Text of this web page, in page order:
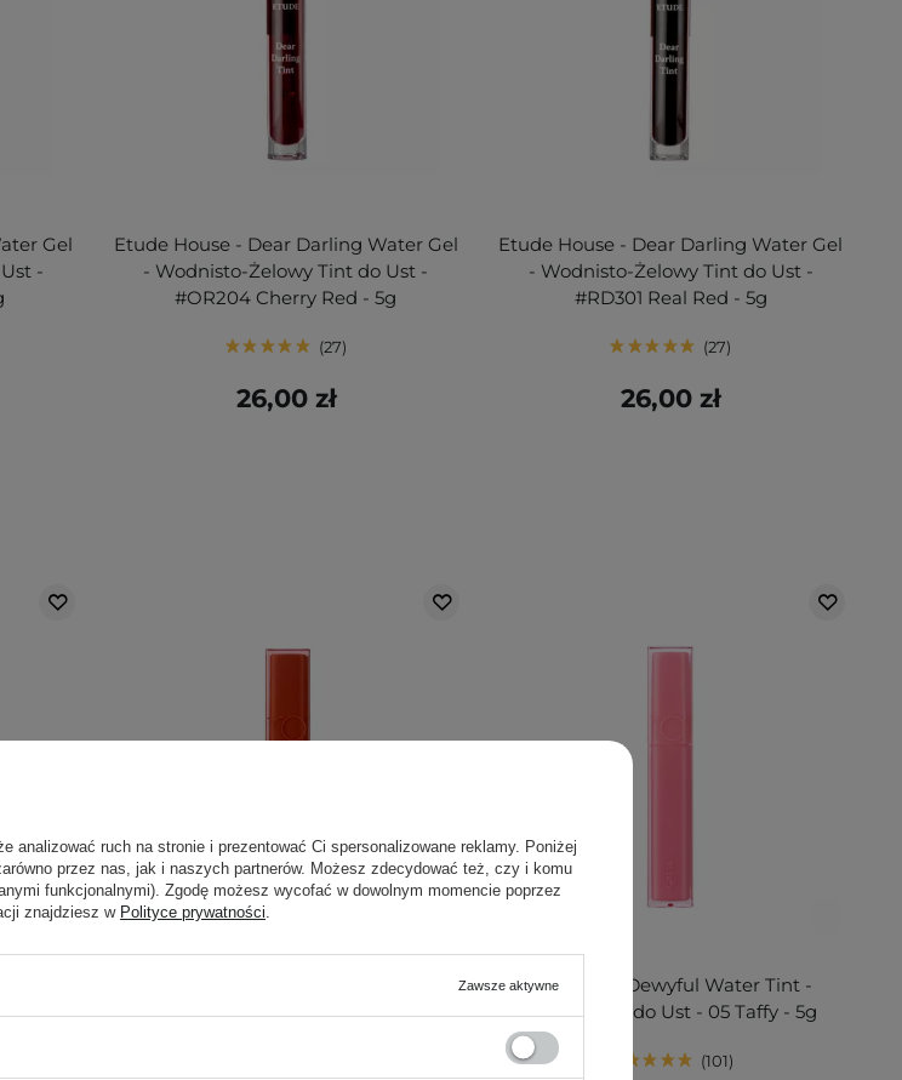
Gel
-
Etude House - Dear Darling Water Gel
- Wodnisto-Żelowy Tint do Ust -
#OR204 Cherry Red - 5g
27
26,00 zł
Etude House - Dear Darling Water Gel
- Wodnisto-Żelowy Tint do Ust -
#RD301 Real Red - 5g
27
26,00 zł
-
- 5g
Wodny Tint do Ust - 04 Chilli Up - 5g
Rom&nd - Dewyful Water Tint -
Wodny Tint do Ust - 05 Taffy - 5g
101
analizować ruch na stronie i prezentować Ci spersonalizowane reklamy. Poniżej
przez nas, jak i naszych partnerów. Możesz zdecydować też, czy i komu
funkcjonalnymi). Zgodę możesz wycofać w dowolnym momencie poprzez
znajdziesz w Polityce prywatności.
Zawsze aktywne